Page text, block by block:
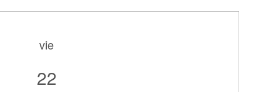
vie
22